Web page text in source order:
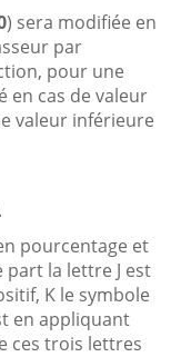
) sera modifiée en
par
pour une
en cas de valeur
valeur inférieure
pourcentage et
part la lettre J est
K le symbole
en appliquant
ces trois lettres